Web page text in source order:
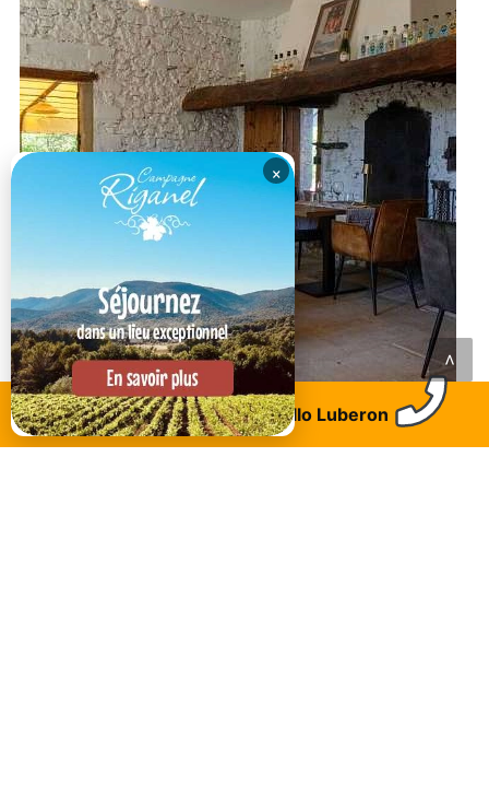
Roussillon
La Tables des Ocres
Trouvez un logement Allo Luberon
×
<